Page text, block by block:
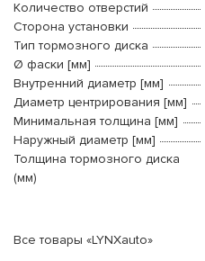
Количество отверстий
Сторона установки
Тип тормозного диска
Ø фаски [мм]
Внутренний диаметр [мм]
Диаметр центрирования [мм]
Минимальная толщина [мм]
Наружный диаметр [мм]
Толщина тормозного диска
(мм)
Все товары «LYNXauto»